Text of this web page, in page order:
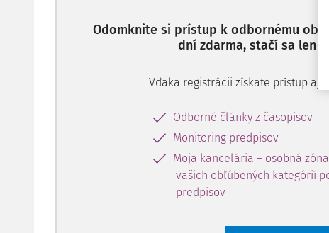
Odomknite si prístup k odbornému
dní zdarma, stačí sa len
Vďaka registrácii získate prístup aj k
Odborné články z časopisov
Monitoring predpisov
Moja kancelária – osobná
vašich obľúbených kategórií
predpisov